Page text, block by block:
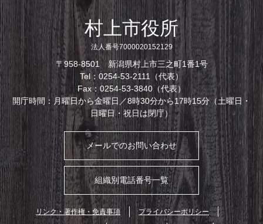
村上市役所
法人番号7000020152129
〒958-8501 新潟県村上市三之町1番1号
Tel：0254-53-2111（代表）
Fax：0254-53-3840（代表）
開庁時間：月曜日から金曜日／8時30分から17時15分（土曜日・
日曜日・祝日は閉庁）
メールでのお問い合わせ
組織別電話番号一覧
リンク・著作権・免責事項 プライバシーポリシー